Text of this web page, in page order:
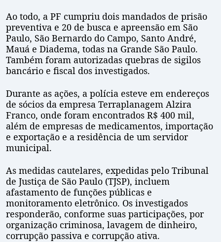
Ao todo, a PF cumpriu dois mandados de prisão
preventiva e 20 de busca e apreensão em São
Paulo, São Bernardo do Campo, Santo André,
Mauá e Diadema, todas na Grande São Paulo.
Também foram autorizadas quebras de sigilos
bancário e fiscal dos investigados.
Durante as ações, a polícia esteve em endereços
de sócios da empresa Terraplanagem Alzira
Franco, onde foram encontrados R$ 400 mil,
além de empresas de medicamentos, importação
e exportação e a residência de um servidor
municipal.
As medidas cautelares, expedidas pelo Tribunal
de Justiça de São Paulo (TJSP), incluem
afastamento de funções públicas e
monitoramento eletrônico. Os investigados
responderão, conforme suas participações, por
organização criminosa, lavagem de dinheiro,
corrupção passiva e corrupção ativa.